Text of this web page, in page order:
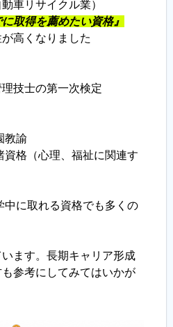
車リサイクル業）
取得を薦めたい資格』
高くなりました
技士の第一次検定
教諭
資格（心理、福祉に関連す
中に取れる資格でも多くの
ます。長期キャリア形成
参考にしてみてはいかが